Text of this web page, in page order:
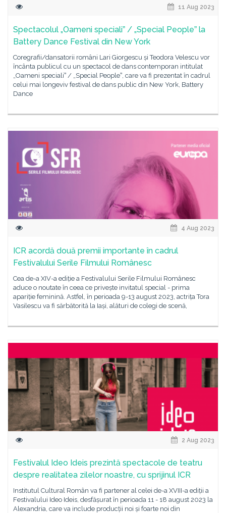
11 Aug 2023
Spectacolul „Oameni specialiˮ / „Special Peopleˮ la
Battery Dance Festival din New York
Coregrafii/dansatorii români Lari Giorgescu și Teodora Velescu vor
încânta publicul cu un spectacol de dans contemporan intitulat
„Oameni specialiˮ / „Special Peopleˮ, care va fi prezentat în cadrul
celui mai longeviv festival de dans public din New York, Battery
Dance
4 Aug 2023
ICR acordă două premii importante în cadrul
Festivalului Serile Filmului Românesc
Cea de-a XIV-a ediție a Festivalului Serile Filmului Românesc
aduce o noutate în ceea ce privește invitatul special - prima
apariție feminină. Astfel, în perioada 9-13 august 2023, actrița Tora
Vasilescu va fi sărbătorită la Iași, alături de colegi de scenă,
2 Aug 2023
Festivalul Ideo Ideis prezintă spectacole de teatru
despre realitatea zilelor noastre, cu sprijinul ICR
Institutul Cultural Român va fi partener al celei de-a XVIII-a ediții a
Festivalului Ideo Ideis, desfășurat în perioada 11 - 18 august 2023 la
Alexandria, care va include producții noi și foarte noi din